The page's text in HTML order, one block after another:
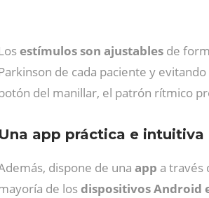
estímulos son ajustables de
de cada paciente y
del manillar, el patrón rítmico
Una app práctica e intuitiva
dispone de una app a través
de los dispositivos Android